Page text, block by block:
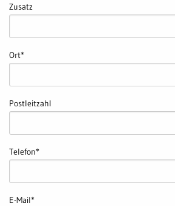
Zusatz
Ort*
Postleitzahl
Telefon*
E-Mail*